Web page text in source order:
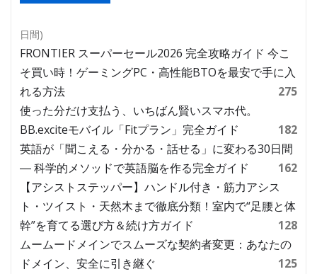
日間)
FRONTIER スーパーセール2026 完全攻略ガイド 今こ
そ買い時！ゲーミングPC・高性能BTOを最安で手に入
れる方法
275
使った分だけ支払う、いちばん賢いスマホ代。
BB.exciteモバイル「Fitプラン」完全ガイド
182
英語が「聞こえる・分かる・話せる」に変わる30日間
― 科学的メソッドで英語脳を作る完全ガイド
162
【アシストステッパー】ハンドル付き・筋力アシス
ト・ツイスト・天然木まで徹底分類！室内で“足腰と体
幹”を育てる選び方＆続け方ガイド
128
ムームードメインでスムーズな契約者変更：あなたの
ドメイン、安全に引き継ぐ
125